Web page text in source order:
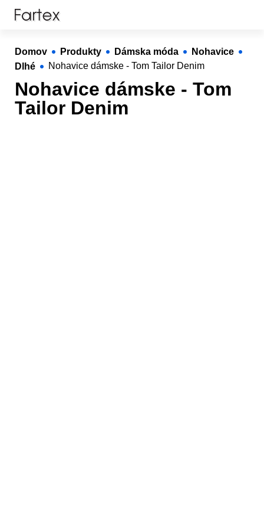
Domov Produkty Dámska móda
Nohavice
Dlhé
Nohavice dámske - Tom Tailor Denim
Nohavice dámske - Tom
Tailor Denim